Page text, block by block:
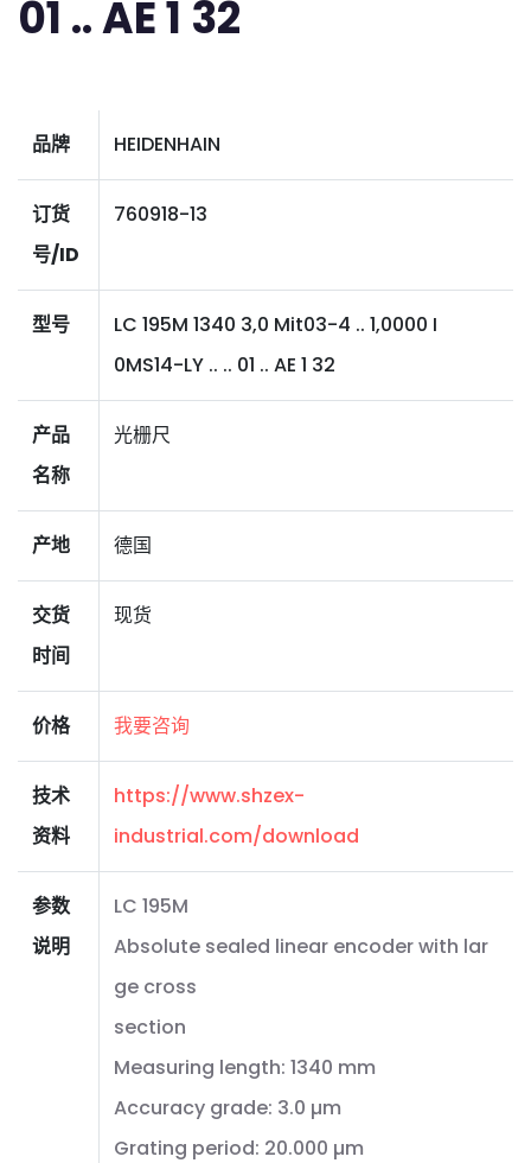
01 .. AE 1 32
品牌 HEIDENHAIN
订货
号/ID
760918-13
型号
LC 195M 1340 3,0 Mit03-4 .. 1,0000 I
0MS14-LY .. .. 01 .. AE 1 32
产品
名称
光栅尺
产地 德国
交货
时间
现货
价格 我要咨询
技术
资料
https://www.shzex-
industrial.com/download
参数
说明
LC 195M
Absolute sealed linear encoder with lar
ge cross
section
Measuring length: 1340 mm
Accuracy grade: 3.0 µm
Grating period: 20.000 µm